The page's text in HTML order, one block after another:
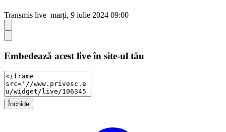
Transmis live marți, 9 iulie 2024 09:00
Embedează acest live în site-ul tău
Închide